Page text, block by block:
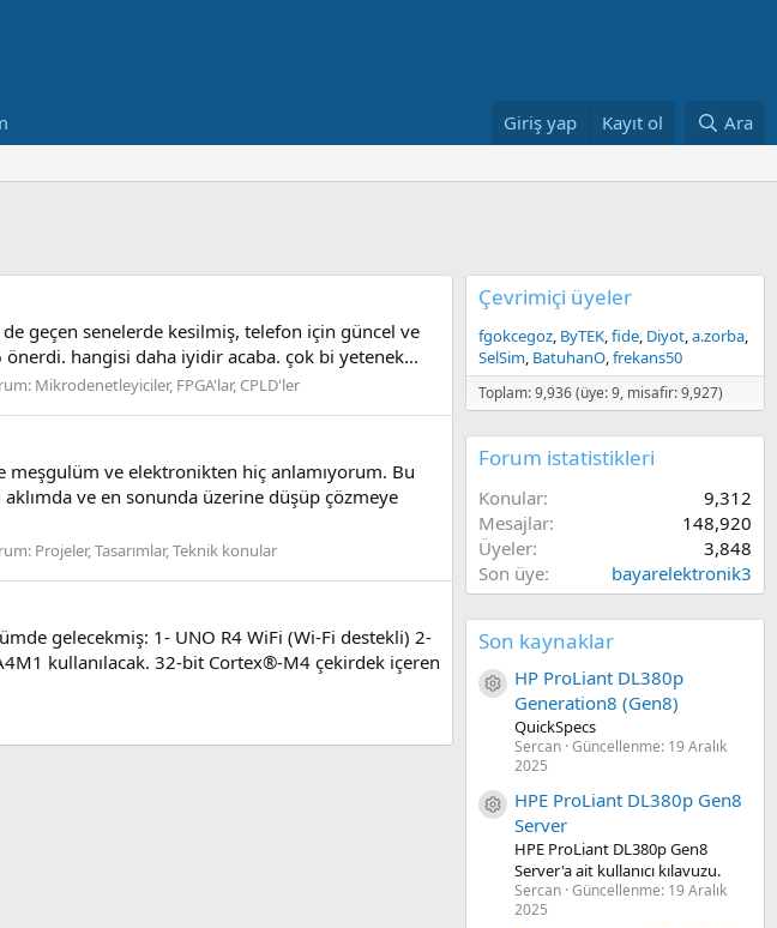
Giriş yap Kayıt ol Ara
geçen senelerde kesilmiş, telefon için güncel ve
hangisi daha iyidir acaba. çok bi yetenek...
Mikrodenetleyiciler, FPGA'lar, CPLD'ler
meşgulüm ve elektronikten hiç anlamıyorum. Bu
ve en sonunda üzerine düşüp çözmeye
Projeler, Tasarımlar, Teknik konular
gelecekmiş: 1- UNO R4 WiFi (Wi-Fi destekli) 2-
kullanılacak. 32-bit Cortex®-M4 çekirdek içeren
Çevrimiçi üyeler
fgokcegoz ByTEK fide Diyot a.zorba
SelSim BatuhanO frekans50
Toplam: 9,936 (üye: 9, misafir: 9,927)
Forum istatistikleri
Konular
9,312
Mesajlar
148,920
Üyeler
3,848
Son üye
bayarelektronik3
Son kaynaklar
Kaynak ikon/amblem
HP ProLiant DL380p
Generation8 (Gen8)
QuickSpecs
Sercan Güncellenme: 19 Aralık
2025
Kaynak ikon/amblem
HPE ProLiant DL380p Gen8
Server
HPE ProLiant DL380p Gen8
Server'a ait kullanıcı kılavuzu.
Sercan Güncellenme: 19 Aralık
2025